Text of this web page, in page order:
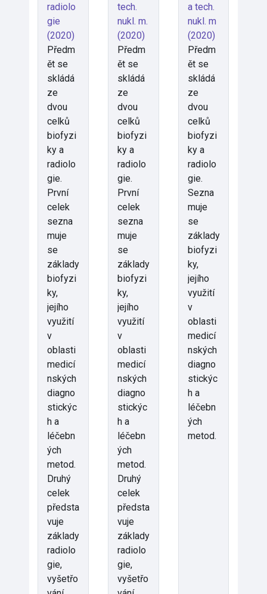
radiolo
gie
(2020)
Předm
ět se
skládá
ze
dvou
celků
biofyzi
ky a
radiolo
gie.
První
celek
sezna
muje
se
základy
biofyzi
ky,
jejího
využití
v
oblasti
medicí
nských
diagno
stickýc
h a
léčebn
ých
metod.
Druhý
celek
předsta
vuje
základy
radiolo
gie,
vyšetřo
tech.
nukl. m.
(2020)
Předm
ět se
skládá
ze
dvou
celků
biofyzi
ky a
radiolo
gie.
První
celek
sezna
muje
se
základy
biofyzi
ky,
jejího
využití
v
oblasti
medicí
nských
diagno
stickýc
h a
léčebn
ých
metod.
Druhý
celek
předsta
vuje
základy
radiolo
gie,
vyšetřo
a tech.
nukl. m
(2020)
Předm
ět se
skládá
ze
dvou
celků
biofyzi
ky a
radiolo
gie.
Sezna
muje
se
základy
biofyzi
ky,
jejího
využití
v
oblasti
medicí
nských
diagno
stickýc
h a
léčebn
ých
metod.